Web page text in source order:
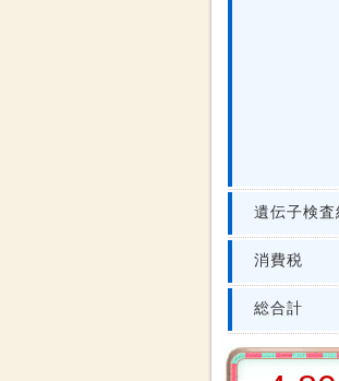
遺伝子検
消費税
総合計